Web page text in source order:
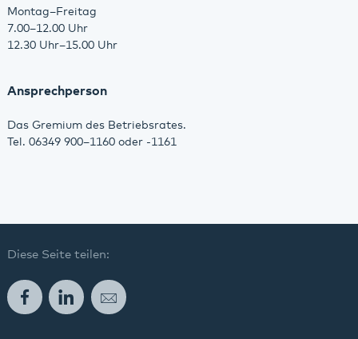
Montag–Freitag
7.00–12.00 Uhr
12.30 Uhr–15.00 Uhr
Ansprechperson
Das Gremium des Betriebsrates.
Tel. 06349 900–1160 oder -1161
Diese Seite teilen:
FacebookLinkedInE-Mail